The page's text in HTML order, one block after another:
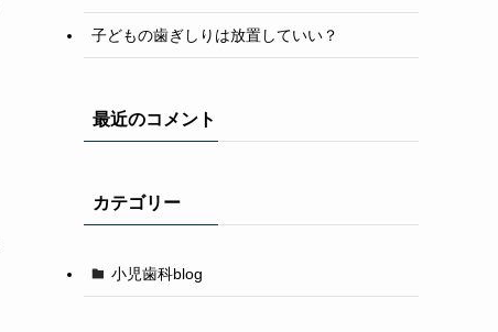
子どもの歯ぎしりは放置していい？
最近のコメント
カテゴリー
小児歯科blog